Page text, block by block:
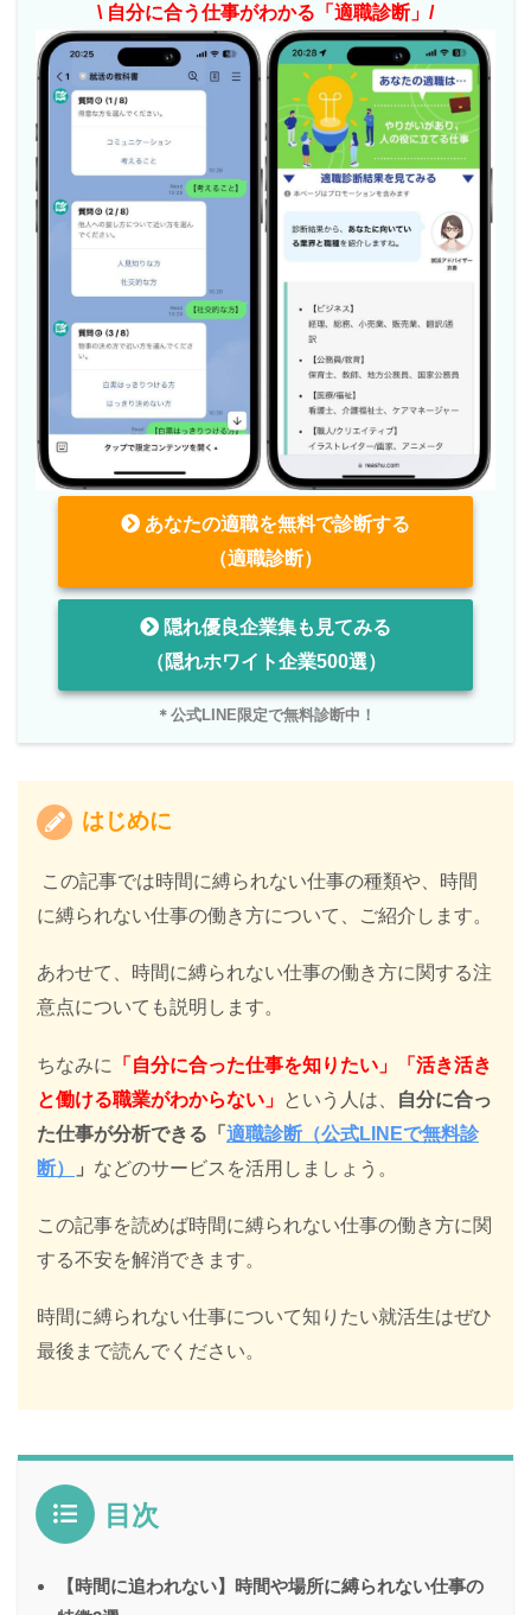
\ 自分に合う仕事がわかる「適職診断」/
あなたの適職を無料で診断する
（適職診断）
隠れ優良企業集も見てみる
（隠れホワイト企業500選）
＊公式LINE限定で無料診断中！
はじめに
この記事では時間に縛られない仕事の種類や、時間
に縛られない仕事の働き方について、ご紹介します。
あわせて、時間に縛られない仕事の働き方に関する注
意点についても説明します。
ちなみに
「自分に合った仕事を知りたい」「活き活き
と働ける職業がわからない」 という人は、
自分に合っ
た仕事が分析できる「 適職診断（公式LINEで無料診
断）
」 などのサービスを活用しましょう。
この記事を読めば時間に縛られない仕事の働き方に関
する不安を解消できます。
時間に縛られない仕事について知りたい就活生はぜひ
最後まで読んでください。
目次
【時間に追われない】時間や場所に縛られない仕事の